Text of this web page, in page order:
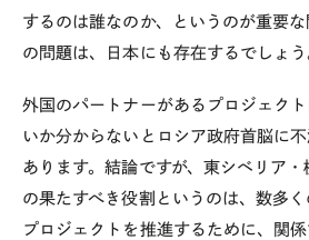
するのは誰なのか、というのが重要
の問題は、日本にも存在するでしょう
外国のパートナーがあるプロジェク
いか分からないとロシア政府首脳に
あります。結論ですが、東シベリア
の果たすべき役割というのは、数多
プロジェクトを推進するために、関